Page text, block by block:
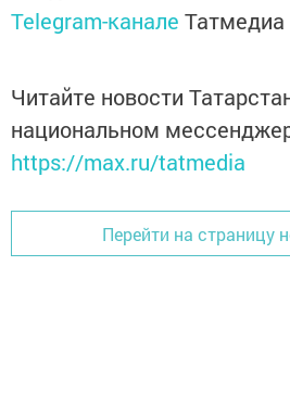
Telegram-канале Татмедиа
Читайте новости
национальном
https://max.ru/tatmedia
Перейти на страницу